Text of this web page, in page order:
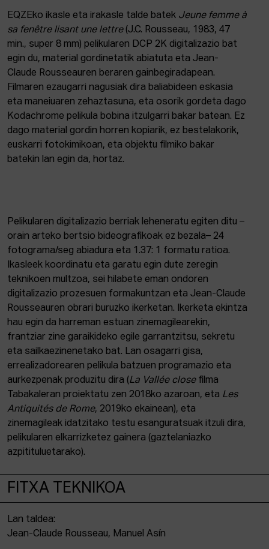
Onarpena
Intranet
EUS ESP ENG
EQZEko ikasle eta irakasle talde batek Jeune femme à
sa fenêtre lisant une lettre(J.C. Rousseau, 1983, 47
min., super 8 mm) pelikularen DCP 2K digitalizazio bat
egin du, material gordinetatik abiatuta eta Jean-
Claude Rousseauren beraren gainbegiradapean.
Filmaren ezaugarri nagusiak dira baliabideen eskasia
eta maneiuaren zehaztasuna, eta osorik gordeta dago
Kodachrome pelikula bobina itzulgarri bakar batean. Ez
dago material gordin horren kopiarik, ez bestelakorik,
euskarri fotokimikoan, eta objektu filmiko bakar
batekin lan egin da, hortaz.
Pelikularen digitalizazio berriak leheneratu egiten ditu –
orain arteko bertsio bideografikoak ez bezala– 24
fotograma/seg abiadura eta 1.37: 1 formatu ratioa.
Ikasleek koordinatu eta garatu egin dute zeregin
teknikoen multzoa, sei hilabete eman ondoren
digitalizazio prozesuen formakuntzan eta Jean-Claude
Rousseauren obrari buruzko ikerketan. Ikerketa ekintza
hau egin da harreman estuan zinemagilearekin,
frantziar zine garaikideko egile garrantzitsu, sekretu
eta sailkaezinenetako bat. Lan osagarri gisa,
errealizadorearen pelikula batzuen programazio eta
aurkezpenak produzitu dira (La Vallée closefilma
Tabakaleran proiektatu zen 2018ko azaroan, eta Les
Antiquités de Rome, 2019ko ekainean), eta
zinemagileak idatzitako testu esanguratsuak itzuli dira,
pelikularen elkarrizketez gainera (gaztelaniazko
azpitituluetarako).
FITXA TEKNIKOA
Lan taldea:
Jean-Claude Rousseau, Manuel Asín